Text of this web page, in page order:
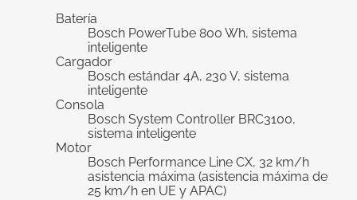
Batería
Bosch PowerTube 800 Wh, sistema
inteligente
Cargador
Bosch estándar 4A, 230 V, sistema
inteligente
Consola
Bosch System Controller BRC3100,
sistema inteligente
Motor
Bosch Performance Line CX, 32 km/h
asistencia máxima (asistencia máxima de
25 km/h en UE y APAC)